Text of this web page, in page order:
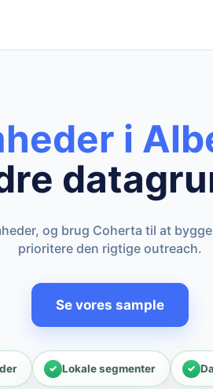
i
og brug Coherta til at
prioritere den rigtige outreach.
Se vores sample
Lokale segmenter